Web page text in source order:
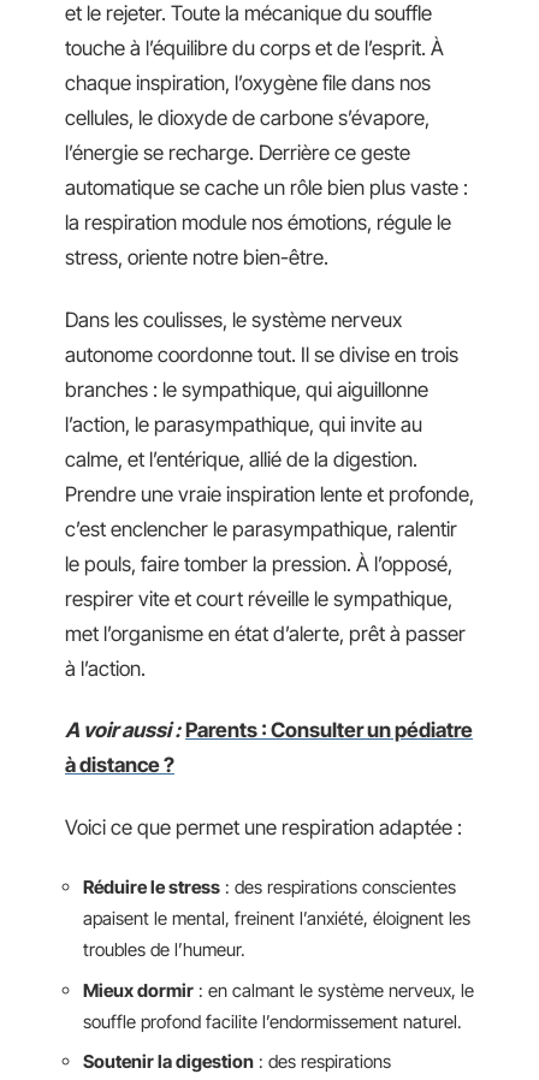
et le rejeter. Toute la mécanique du souffle
touche à l’équilibre du corps et de l’esprit. À
chaque inspiration, l’oxygène file dans nos
cellules, le dioxyde de carbone s’évapore,
l’énergie se recharge. Derrière ce geste
automatique se cache un rôle bien plus vaste :
la respiration module nos émotions, régule le
stress, oriente notre bien-être.
Dans les coulisses, le système nerveux
autonome coordonne tout. Il se divise en trois
branches : le sympathique, qui aiguillonne
l’action, le parasympathique, qui invite au
calme, et l’entérique, allié de la digestion.
Prendre une vraie inspiration lente et profonde,
c’est enclencher le parasympathique, ralentir
le pouls, faire tomber la pression. À l’opposé,
respirer vite et court réveille le sympathique,
met l’organisme en état d’alerte, prêt à passer
à l’action.
A voir aussi : Parents : Consulter un pédiatre
à distance ?
Voici ce que permet une respiration adaptée :
Réduire le stress : des respirations conscientes
apaisent le mental, freinent l’anxiété, éloignent les
troubles de l’humeur.
Mieux dormir : en calmant le système nerveux, le
souffle profond facilite l’endormissement naturel.
Soutenir la digestion : des respirations